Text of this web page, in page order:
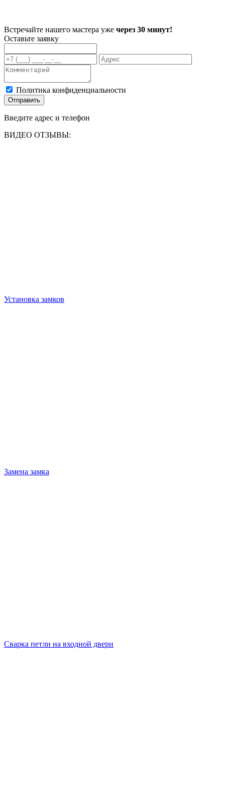
Встречайте нашего мастера уже через 30 минут!
Оставьте заявку
Политика конфиденциальности
Отправить
Введите адрес и телефон
ВИДЕО ОТЗЫВЫ:
Установка замков
Замена замка
Сварка петли на входной двери